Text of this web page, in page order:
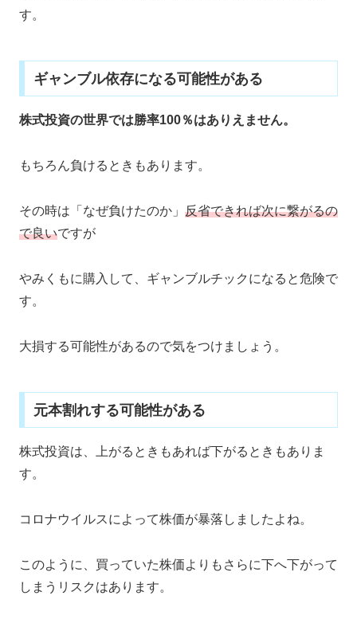
す。
ギャンブル依存になる可能性がある
株式投資の世界では勝率100％はありえません。
もちろん負けるときもあります。
その時は「なぜ負けたのか」 反省できれば次に繋がるの
で良いですが
やみくもに購入して、ギャンブルチックになると危険で
す。
大損する可能性があるので気をつけましょう。
元本割れする可能性がある
株式投資は、上がるときもあれば下がるときもありま
す。
コロナウイルスによって株価が暴落しましたよね。
このように、買っていた株価よりもさらに下へ下がって
しまうリスクはあります。